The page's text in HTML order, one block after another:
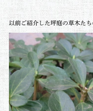
以前ご紹介した坪庭の草木た